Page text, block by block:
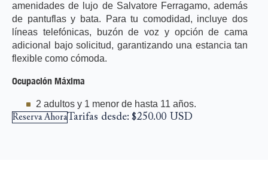
amenidades de lujo de Salvatore Ferragamo, además
de pantuflas y bata. Para tu comodidad, incluye dos
líneas telefónicas, buzón de voz y opción de cama
adicional bajo solicitud, garantizando una estancia tan
flexible como cómoda.
Ocupación Máxima
2 adultos y 1 menor de hasta 11 años.
Reserva AhoraTarifas desde: $250.00 USD